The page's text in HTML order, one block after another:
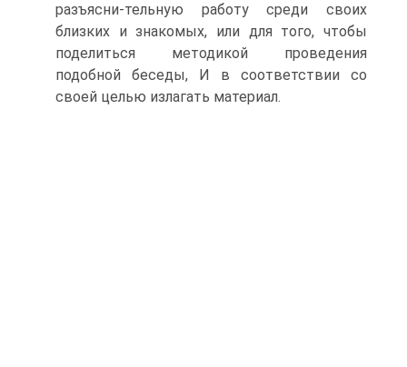
разъясни-тельную работу среди своих
близких и знакомых, или для того, чтобы
поделиться методикой проведения
подобной беседы, И в соответствии со
своей целью излагать материал.